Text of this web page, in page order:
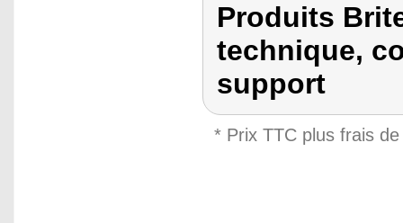
Produits
technique,
support
* Prix TTC plus frais